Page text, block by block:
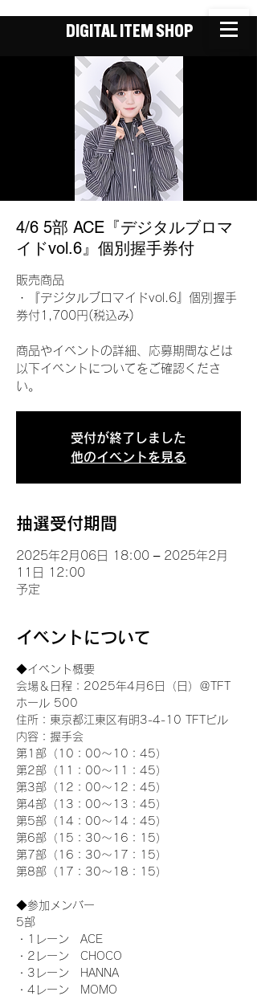
DIGITAL ITEM SHOP
4/6 5部 ACE『デジタルブロマ
イドvol.6』個別握手券付
販売商品
・『デジタルブロマイドvol.6』個別握手
券付1,700円(税込み)
商品やイベントの詳細、応募期間などは
以下イベントについてをご確認くださ
い。
受付が終了しました
他のイベントを見る
抽選受付期間
2025年2月06日 18:00 – 2025年2月
11日 12:00
予定
イベントについて
◆イベント概要
会場＆日程：2025年4月6日（日）＠TFT
ホール 500
住所：東京都江東区有明3-4-10 TFTビル
内容：握手会
第1部（10：00～10：45）
第2部（11：00～11：45）
第3部（12：00～12：45）
第4部（13：00～13：45）
第5部（14：00～14：45）
第6部（15：30～16：15）
第7部（16：30～17：15）
第8部（17：30～18：15）
◆参加メンバー
5部
・1レーン　ACE
・2レーン　CHOCO
・3レーン　HANNA
・4レーン　MOMO